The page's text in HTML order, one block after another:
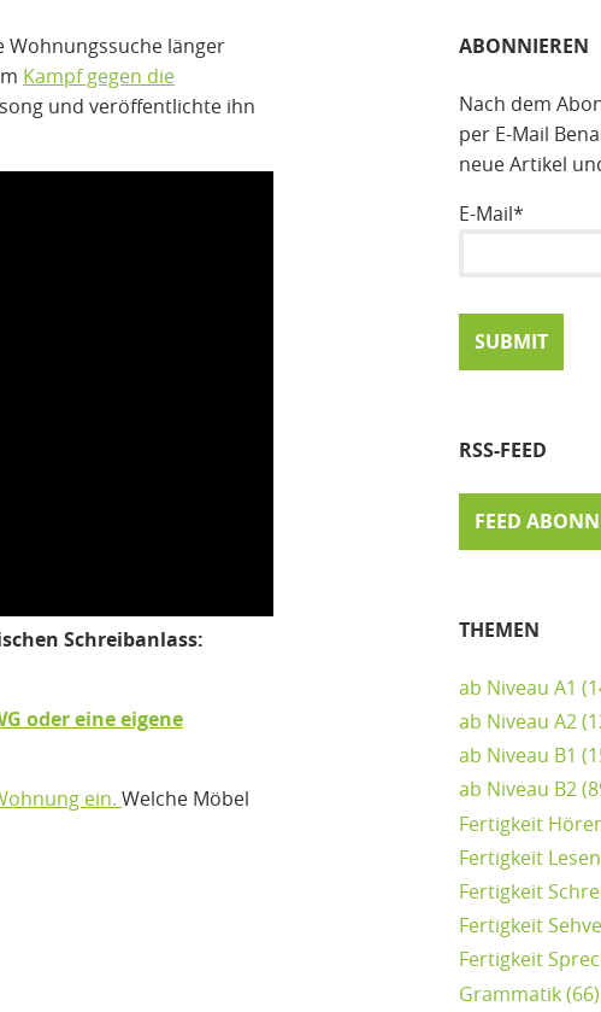
Wohnungssuche länger
Kampf gegen die
und veröffentlichte ihn
Schreibanlass:
oder eine eigene
ein. Welche Möbel
SUCHEN
ABONNIEREN
Nach dem
per E-Mail
neue Artikel
E-Mail*
RSS-FEED
FEED
THEMEN
ab Niveau A1
ab Niveau A2
ab Niveau B1
ab Niveau B2
Fertigkeit
Fertigkeit Lesen
Fertigkeit
Fertigkeit
Fertigkeit
Grammatik(66)